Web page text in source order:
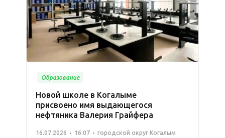
Образование
Новой школе в Когалыме
присвоено имя выдающегося
нефтяника Валерия Грайфера
16.07.2026 16:07 городской округ Когалым